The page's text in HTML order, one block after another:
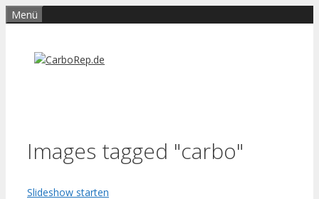
Zum
Inhalt
Menü
Images tagged "carbo"
Slideshow starten